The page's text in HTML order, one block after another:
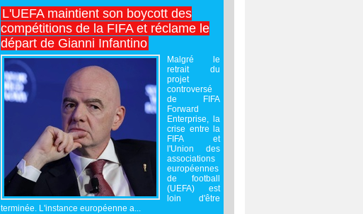
L'UEFA maintient son boycott des
compétitions de la FIFA et réclame le
départ de Gianni Infantino
Malgré le
retrait du
projet
controversé
de FIFA
Forward
Enterprise, la
crise entre la
FIFA et
l'Union des
associations
européennes
de football
(UEFA) est
loin d'être
terminée. L'instance européenne a...